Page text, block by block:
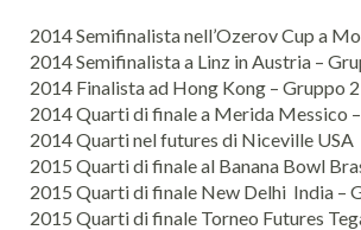
2014 Semifinalista nell’Ozerov Cup a
2014 Semifinalista a Linz in Austria –
2014 Finalista ad Hong Kong – Gruppo 2
2014 Quarti di finale a Merida Messico
2014 Quarti nel futures di Niceville USA
2015 Quarti di finale al Banana Bowl
2015 Quarti di finale New Delhi India –
2015 Quarti di finale Torneo Futures